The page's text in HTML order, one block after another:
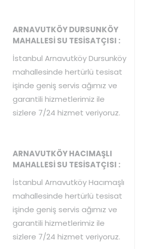
ARNAVUTKÖY DURSUNKÖY
MAHALLESİ SU TESİSATÇISI :
İstanbul Arnavutköy Dursunköy
mahallesinde hertürlü tesisat
işinde geniş servis ağımız ve
garantili hizmetlerimiz ile
sizlere 7/24 hizmet veriyoruz.
ARNAVUTKÖY HACIMAŞLI
MAHALLESİ SU TESİSATÇISI :
İstanbul Arnavutköy Hacımaşlı
mahallesinde hertürlü tesisat
işinde geniş servis ağımız ve
garantili hizmetlerimiz ile
sizlere 7/24 hizmet veriyoruz.